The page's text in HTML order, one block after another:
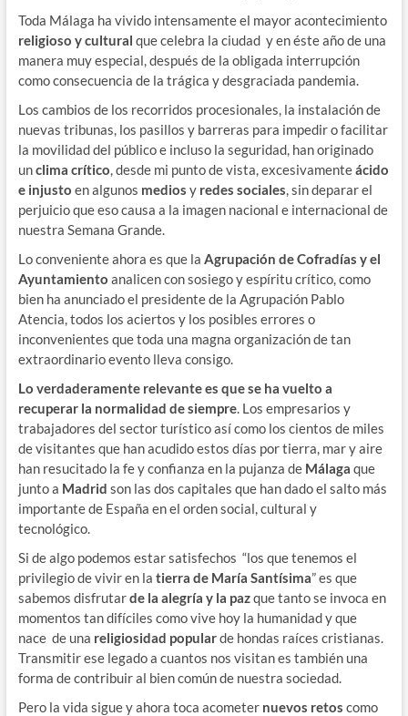
Toda Málaga ha vivido intensamente el mayor acontecimiento
religioso y cultural que celebra la ciudad y en éste año de una
manera muy especial, después de la obligada interrupción
como consecuencia de la trágica y desgraciada pandemia.
Los cambios de los recorridos procesionales, la instalación de
nuevas tribunas, los pasillos y barreras para impedir o facilitar
la movilidad del público e incluso la seguridad, han originado
unclima crítico, desde mi punto de vista, excesivamenteácido
e injusto en algunos medios y redes sociales, sin deparar el
perjuicio que eso causa a la imagen nacional e internacional de
nuestra Semana Grande.
Lo conveniente ahora es que la Agrupación de Cofradías yel
Ayuntamiento analicen con sosiego y espíritu crítico, como
bien ha anunciado el presidente de la Agrupación Pablo
Atencia, todos los aciertos y los posibles errores o
inconvenientes que toda una magna organización de tan
extraordinario evento lleva consigo.
Lo verdaderamente relevante es que se ha vuelto a
recuperar la normalidad de siempre. Los empresarios y
trabajadores del sector turístico así como los cientos de miles
de visitantes que han acudido estos días por tierra, mar y aire
han resucitado la fe y confianza en la pujanza de Málaga que
junto a Madrid son las dos capitales que han dado el salto más
importante de España en el orden social, cultural y
tecnológico.
Si de algo podemos estar satisfechos “los que tenemos el
privilegio de vivir en la tierra de María Santísima” es que
sabemos disfrutarde la alegría y la pazque tanto se invoca en
momentos tan difíciles como vive hoy la humanidad y que
nace de una religiosidad popularde hondas raíces cristianas.
Transmitir ese legado a cuantos nos visitan es también una
forma de contribuir al bien común de nuestra sociedad.
Pero la vida sigue y ahora toca acometer nuevos retos como